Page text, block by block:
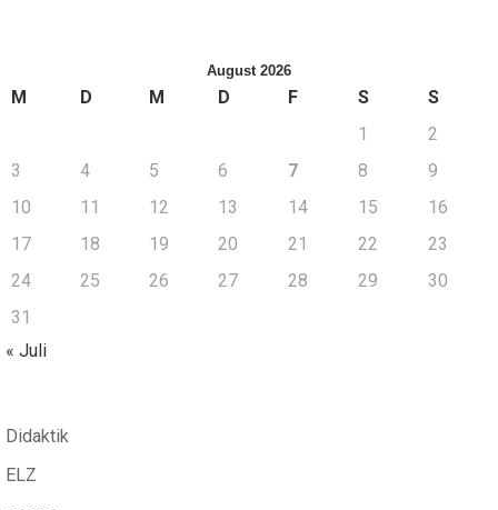
August 2026
M D M D F S
S
1
2
3
4 5 6 7 8
9
10
11 12 13 14 15
16
17
18 19 20 21 22
23
24
25 26 27 28 29
30
31
« Juli
Didaktik
ELZ